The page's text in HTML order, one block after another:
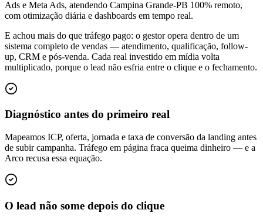
Ads e Meta Ads, atendendo Campina Grande-PB 100% remoto,
com otimização diária e dashboards em tempo real.
E achou mais do que tráfego pago: o gestor opera dentro de um
sistema completo de vendas — atendimento, qualificação, follow-
up, CRM e pós-venda. Cada real investido em mídia volta
multiplicado, porque o lead não esfria entre o clique e o fechamento.
Diagnóstico antes do primeiro real
Mapeamos ICP, oferta, jornada e taxa de conversão da landing antes
de subir campanha. Tráfego em página fraca queima dinheiro — e a
Arco recusa essa equação.
O lead não some depois do clique